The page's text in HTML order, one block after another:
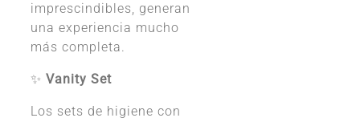
imprescindibles, generan
una experiencia mucho
más completa.
✨ Vanity Set
Los sets de higiene con